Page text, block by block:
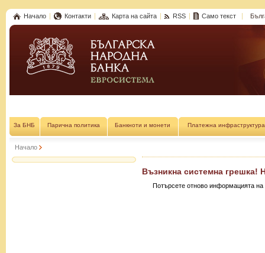
Начало Контакти Карта на сайта RSS Само текст
За БНБ Парична политика Банкноти и монети Платежна инфраструктура
Начало
Възникна системна грешка!
Потърсете отново информацията на